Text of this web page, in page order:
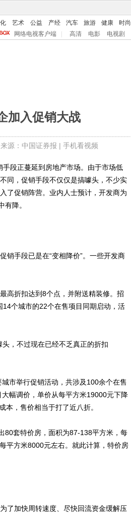
艺术 公益 产经 汽车 旅游 健康 时尚
网络电视客户端 高清 电影 电视剧
加入促销大战
源：中国证券报 | 手机看视频
段正蔓延到房地产市场。由于市场低
同，促销手段不仅仅是搞噱头，不少实
了促销阵营。业内人士预计，开发商为
有降。
手段已是在“变相降价”。一些开发商
折扣达到8个点，并附送精装修。招
个城市的22个在售项目同期启动，活
，不过现在已经不乏真正的折扣
市举行促销活动，共涉及100余个在售
幅调价，单价从每平方米19000元下降
，售价相当于打了近八折。
套特价房，面积为87-138平方米，每
平方米8000元左右。就此计算，特价房
加快周转速度、尽快回流资金缓解压